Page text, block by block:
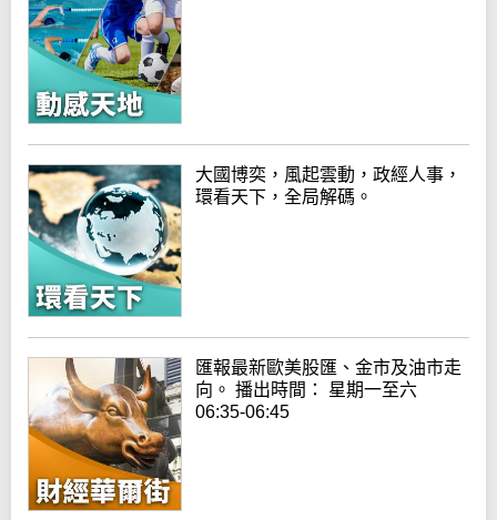
大國博奕，風起雲動，政經人事，
環看天下，全局解碼。
匯報最新歐美股匯、金市及油市走
向。 播出時間： 星期一至六
06:35-06:45